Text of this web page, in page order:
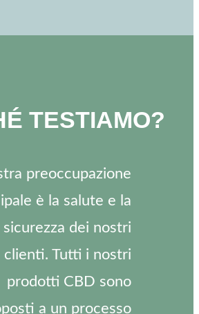
TESTIAMO?
preoccupazione
è la salute e la
sicurezza dei nostri
clienti. Tutti i nostri
prodotti CBD sono
a un processo